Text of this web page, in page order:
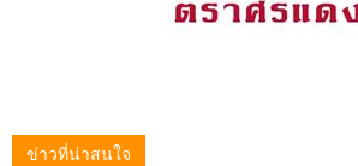
ข่าวที่น่าสนใจ